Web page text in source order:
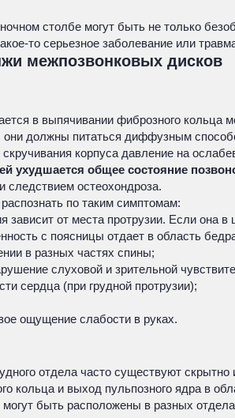
столбе могут быть не только
то серьезное заболевание или
межпозвонковых дисков
в выпячивании фиброзного кольца
должны питаться диффузным
корпуса давление на
ухудшается общее состояние
следствием остеохондроза.
по таким симптомам:
зависит от места протрузии. Если она
с поясницы отдает в область
в разных частях спины;
слуховой и зрительной
сердца (при грудной протрузии);
ощущение слабости в руках.
отдела часто существуют
кольца и выход пульпозного ядра в
могут быть расположены в разных